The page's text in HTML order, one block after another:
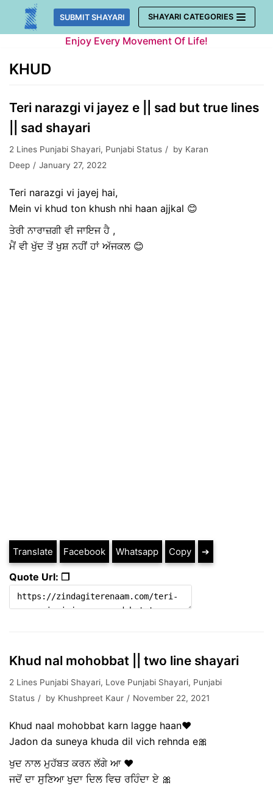
Skip
SUBMIT SHAYARI SHAYARI CATEGORIES
Enjoy Every Movement Of Life!
KHUD
Teri narazgi vi jayez e || sad but true lines
|| sad shayari
2 Lines Punjabi Shayari, Punjabi Status by Karan
Deep
January 27, 2022
Teri narazgi vi jayej hai,
Mein vi khud ton khush nhi haan ajjkal 😊
ਤੇਰੀ ਨਾਰਾਜ਼ਗੀ ਵੀ ਜਾਇਜ ਹੈ ,
ਮੈਂ ਵੀ ਖੁੱਦ ਤੋਂ ਖੁਸ਼ ਨਹੀਂ ਹਾਂ ਅੱਜਕਲ 😊
Translate Facebook Whatsapp Copy ➔
Quote Url: ❐
Khud nal mohobbat || two line shayari
2 Lines Punjabi Shayari, Love Punjabi Shayari, Punjabi
Status
by Khushpreet Kaur November 22, 2021
Khud naal mohobbat karn lagge haan♥
Jadon da suneya khuda dil vich rehnda e🎀
ਖੁਦ ਨਾਲ ਮੁਹੱਬਤ ਕਰਨ ਲੱਗੇ ਆ ♥️
ਜਦੋਂ ਦਾ ਸੁਣਿਆ ਖੁਦਾ ਦਿਲ ਵਿਚ ਰਹਿੰਦਾ ਏ 🎀